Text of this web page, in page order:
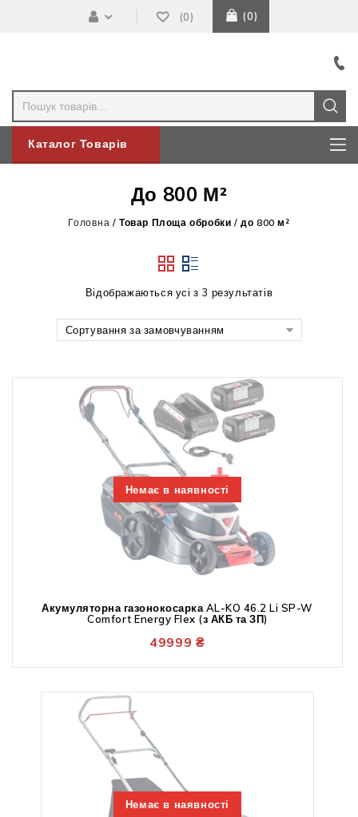
0 0
Каталог Товарів
До 800 М²
Головна /Товар Площа обробки /до 800 м²
Відображаються усі з 3 результатів
Сортування за замовчуванням
Немає в наявності
Акумуляторна газонокосарка AL-KO 46.2 Li SP-W
Comfort Energy Flex (з АКБ та ЗП)
49999₴
Немає в наявності